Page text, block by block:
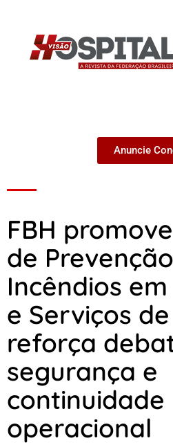
Anuncie
FBH
de
Incêndios
e Serviços
reforça
segurança e
continuidade
operacional